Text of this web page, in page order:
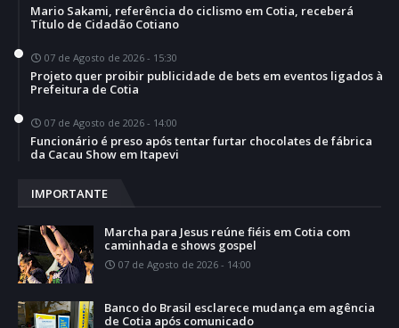
Mario Sakami, referência do ciclismo em Cotia, receberá
Título de Cidadão Cotiano
07 de Agosto de 2026 - 15:30
Projeto quer proibir publicidade de bets em eventos ligados à
Prefeitura de Cotia
07 de Agosto de 2026 - 14:00
Funcionário é preso após tentar furtar chocolates de fábrica
da Cacau Show em Itapevi
IMPORTANTE
Marcha para Jesus reúne fiéis em Cotia com
caminhada e shows gospel
07 de Agosto de 2026 - 14:00
Banco do Brasil esclarece mudança em agência
de Cotia após comunicado